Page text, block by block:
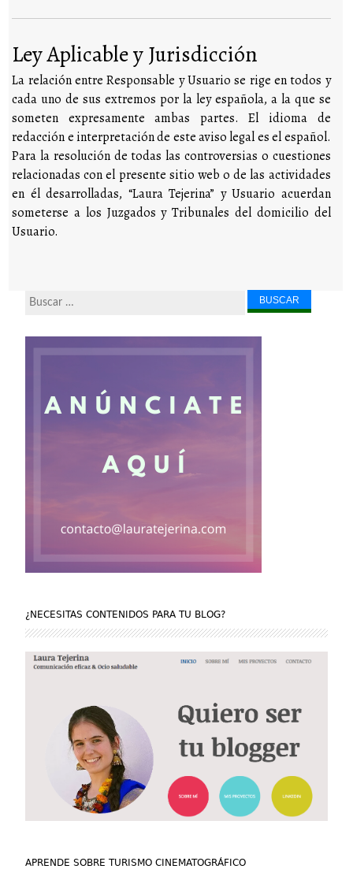
Ley Aplicable y Jurisdicción
La relación entre Responsable y Usuario se rige en todos y
cada uno de sus extremos por la ley española, a la que se
someten expresamente ambas partes. El idioma de
redacción e interpretación de este aviso legal es el español.
Para la resolución de todas las controversias o cuestiones
relacionadas con el presente sitio web o de las actividades
en él desarrolladas, “Laura Tejerina” y Usuario acuerdan
someterse a los Juzgados y Tribunales del domicilio del
Usuario.
Buscar...
¿NECESITAS CONTENIDOS PARA TU BLOG?
APRENDE SOBRE TURISMO CINEMATOGRÁFICO